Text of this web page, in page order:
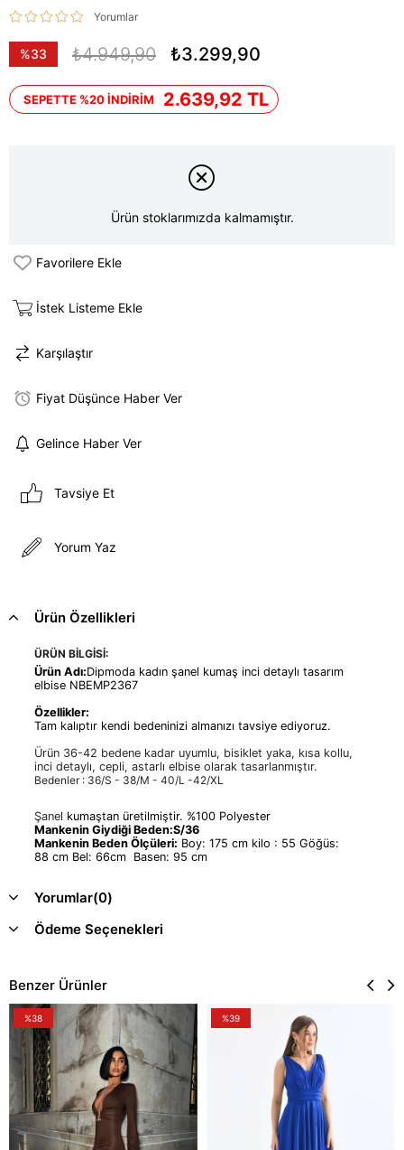
Yorumlar
%33
₺4.949,90 ₺3.299,90
SEPETTE %20 İNDİRİM 2.639,92 TL
Ürün stoklarımızda kalmamıştır.
Favorilere Ekle
İstek Listeme Ekle
Karşılaştır
Fiyat Düşünce Haber Ver
Gelince Haber Ver
Tavsiye Et
Yorum Yaz
Ürün Özellikleri
ÜRÜN BİLGİSİ:
Ürün Adı:Dipmoda kadın şanel kumaş inci detaylı tasarım
elbise NBEMP2367
Özellikler:
Tam kalıptır kendi bedeninizi almanızı tavsiye ediyoruz.
Ürün 36-42 bedene kadar uyumlu, bisiklet yaka, kısa kollu,
inci detaylı, cepli, astarlı elbise olarak tasarlanmıştır.
Bedenler : 36/S - 38/M - 40/L -42/XL
Şanel kumaştan üretilmiştir. %100 Polyester
Mankenin Giydiği Beden:S/36
Mankenin Beden Ölçüleri: Boy: 175 cm kilo : 55 Göğüs:
88 cm Bel: 66cm Basen: 95 cm
Yorumlar(0)
Ödeme Seçenekleri
Benzer Ürünler
%38 %39